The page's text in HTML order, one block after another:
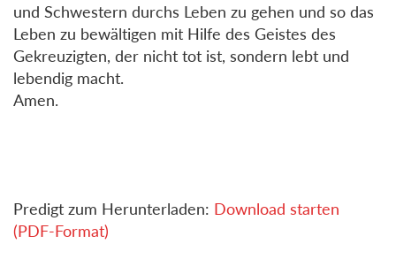
und Schwestern durchs Leben zu gehen und so das
Leben zu bewältigen mit Hilfe des Geistes des
Gekreuzigten, der nicht tot ist, sondern lebt und
lebendig macht.
Amen.
Predigt zum Herunterladen: Download starten
(PDF-Format)